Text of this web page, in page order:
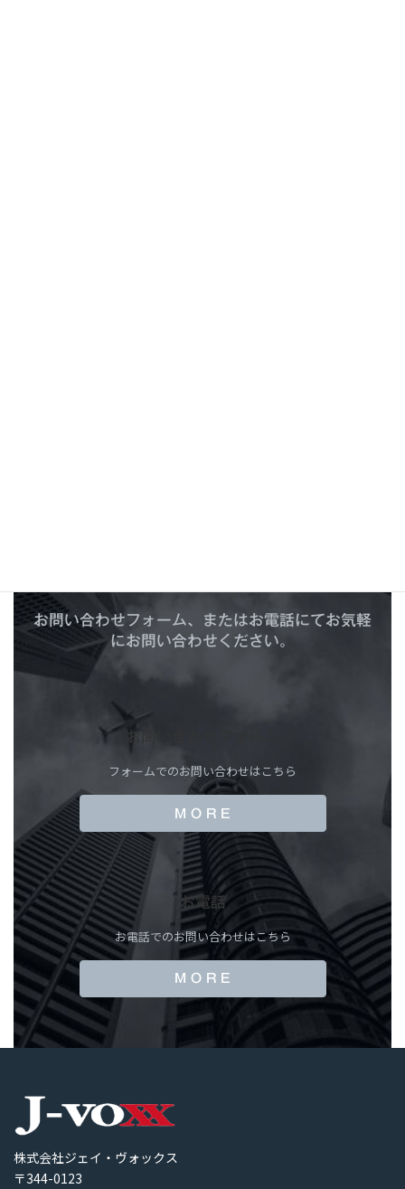
お問い合わせフォーム、またはお電話にてお気軽
にお問い合わせください。
お問い合わせフォーム
フォームでのお問い合わせはこちら
M O R E
お電話
お電話でのお問い合わせはこちら
M O R E
株式会社ジェイ・ヴォックス
〒344-0123